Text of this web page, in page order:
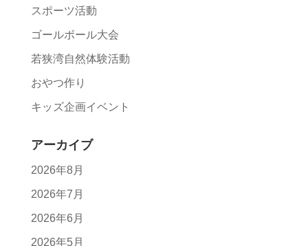
スポーツ活動
ゴールボール大会
若狭湾自然体験活動
おやつ作り
キッズ企画イベント
アーカイブ
2026年8月
2026年7月
2026年6月
2026年5月